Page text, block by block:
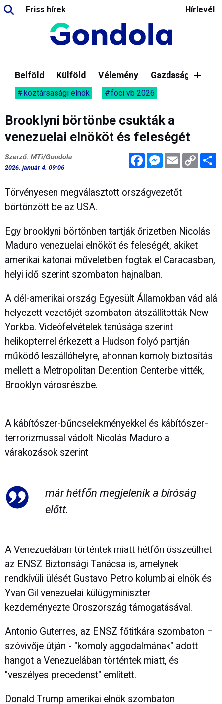
Friss hírek Hírlevél
Belföld Külföld Vélemény Gazdaság
köztársasági elnök foci vb 2026
Brooklyni börtönbe csukták a
venezuelai elnököt és feleségét
FacebookMessenger
Email Copy
Link
Szerző: MTi/Gondola
2026. január 4. 09:06
Törvényesen megválasztott országvezetőt
börtönzött be az USA.
Egy brooklyni börtönben tartják őrizetben Nicolás
Maduro venezuelai elnököt és feleségét, akiket
amerikai katonai műveletben fogtak el Caracasban,
helyi idő szerint szombaton hajnalban.
A dél-amerikai ország Egyesült Államokban vád alá
helyezett vezetőjét szombaton átszállították New
Yorkba. Videófelvételek tanúsága szerint
helikopterrel érkezett a Hudson folyó partján
működő leszállóhelyre, ahonnan komoly biztosítás
mellett a Metropolitan Detention Centerbe vitték,
Brooklyn városrészbe.
A kábítószer-bűncselekményekkel és kábítószer-
terrorizmussal vádolt Nicolás Maduro a
várakozások szerint
már hétfőn megjelenik a bíróság
előtt.
A Venezuelában történtek miatt hétfőn összeülhet
az ENSZ Biztonsági Tanácsa is, amelynek
rendkívüli ülését Gustavo Petro kolumbiai elnök és
Yvan Gil venezuelai külügyminiszter
kezdeményezte Oroszország támogatásával.
Antonio Guterres, az ENSZ főtitkára szombaton –
szóvivője útján - "komoly aggodalmának" adott
hangot a Venezuelában történtek miatt, és
"veszélyes precedenst" említett.
Donald Trump amerikai elnök szombaton